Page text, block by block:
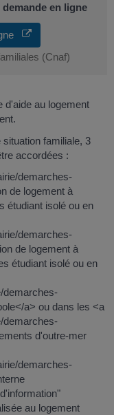
en ligne
(Cnaf)
d'aide au logement
familiale, 3
accordées :
demarches-
de logement à
étudiant isolé ou en
demarches-
de logement à
étudiant isolé ou en
demarches-
a> ou dans les <a
demarches-
d'outre-mer
demarches-
au logement